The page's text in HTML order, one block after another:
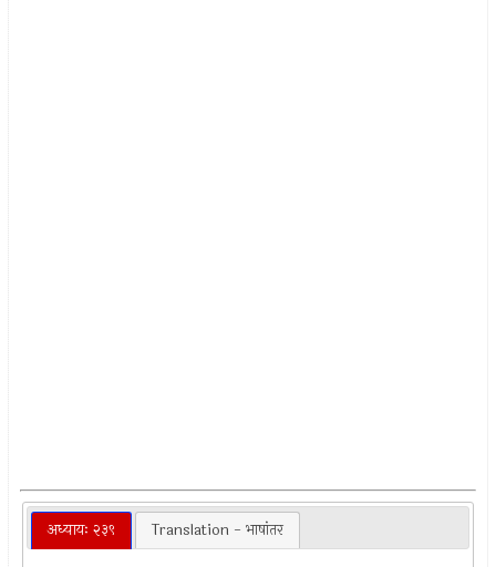
अध्यायः २३९ Translation - भाषांतर